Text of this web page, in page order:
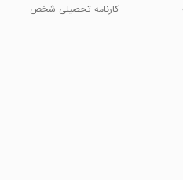
کارنامه تحصیلی شخص